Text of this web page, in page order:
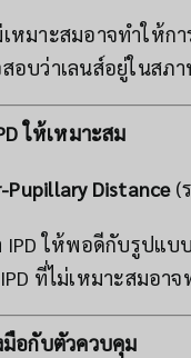
เหมาะสมอาจทำให้ก
สอบว่าเลนส์อยู่ในส
ให้เหมาะสม
Pupillary Distance(
IPD ให้พอดีกับรูปแบ
ที่ไม่เหมาะสมอา
มือกับตัวควบคุม